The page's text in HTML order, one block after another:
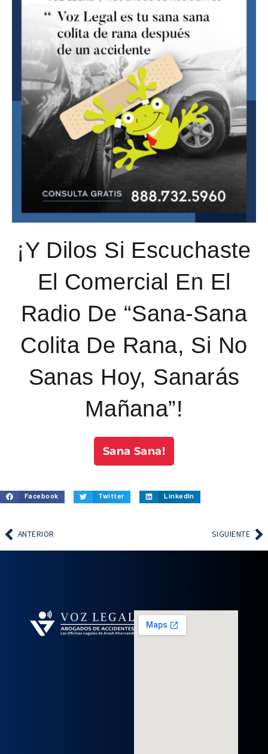
¡Y Dilos Si Escuchaste
El Comercial En El
Radio De “Sana-Sana
Colita De Rana, Si No
Sanas Hoy, Sanarás
Mañana”!
Sana Sana!
Facebook Twitter LinkedIn
ANTERIOR SIGUIENTE